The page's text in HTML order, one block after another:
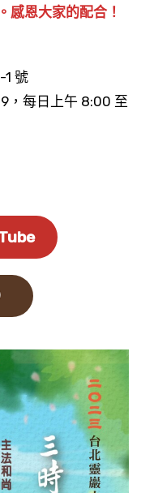
感恩大家的配合！
1 號
，每日上午 8:00 至